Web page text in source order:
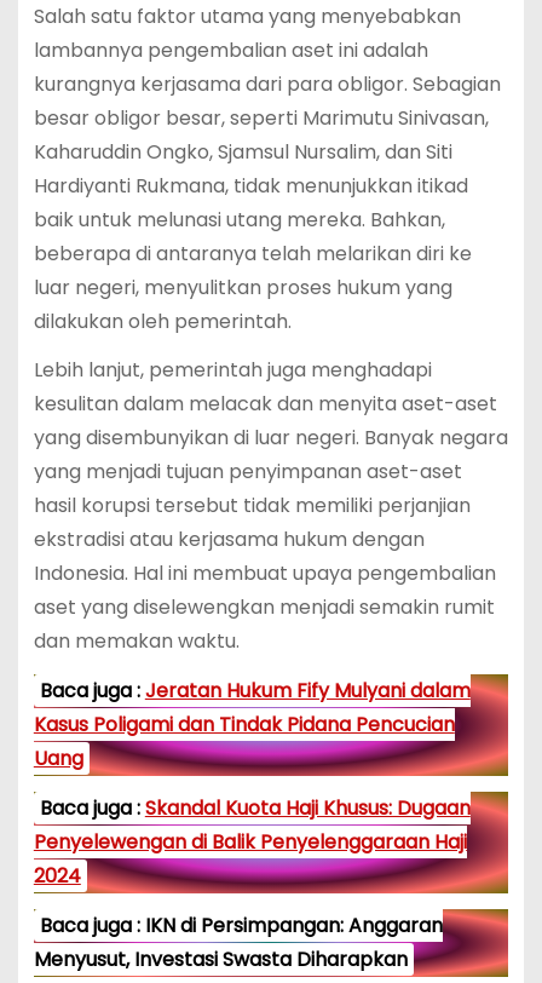
Salah satu faktor utama yang menyebabkan
lambannya pengembalian aset ini adalah
kurangnya kerjasama dari para obligor. Sebagian
besar obligor besar, seperti Marimutu Sinivasan,
Kaharuddin Ongko, Sjamsul Nursalim, dan Siti
Hardiyanti Rukmana, tidak menunjukkan itikad
baik untuk melunasi utang mereka. Bahkan,
beberapa di antaranya telah melarikan diri ke
luar negeri, menyulitkan proses hukum yang
dilakukan oleh pemerintah.
Lebih lanjut, pemerintah juga menghadapi
kesulitan dalam melacak dan menyita aset-aset
yang disembunyikan di luar negeri. Banyak negara
yang menjadi tujuan penyimpanan aset-aset
hasil korupsi tersebut tidak memiliki perjanjian
ekstradisi atau kerjasama hukum dengan
Indonesia. Hal ini membuat upaya pengembalian
aset yang diselewengkan menjadi semakin rumit
dan memakan waktu.
Baca juga :Jeratan Hukum Fify Mulyani dalam
Kasus Poligami dan Tindak Pidana Pencucian
Uang
Baca juga :Skandal Kuota Haji Khusus: Dugaan
Penyelewengan di Balik Penyelenggaraan Haji
2024
Baca juga : IKN di Persimpangan: Anggaran
Menyusut, Investasi Swasta Diharapkan